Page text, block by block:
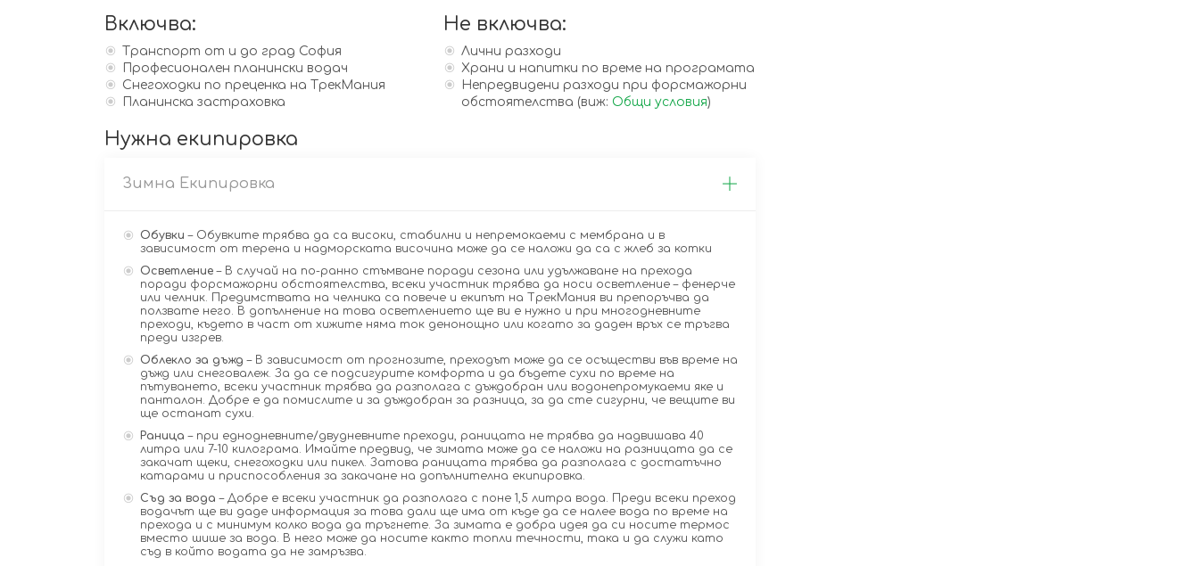
Включва:
Транспорт от и до град София
Професионален планински водач
Снегоходки по преценка на ТрекМания
Планинска застраховка
Не включва:
Лични разходи
Храни и напитки по време на програмата
Непредвидени разходи при форсмажорни
обстоятелства (виж: Общи условия)
Нужна екипировка
Зимна Екипировка
Обувки – Обувките трябва да са високи, стабилни и непремокаеми с мембрана и в
зависимост от терена и надморската височина може да се наложи да са с жлеб за котки
Осветление – В случай на по-ранно стъмване поради сезона или удължаване на прехода
поради форсмажорни обстоятелства, всеки участник трябва да носи осветление – фенерче
или челник. Предимствата на челника са повече и екипът на ТрекМания ви препоръчва да
ползвате него. В допълнение на това осветлението ще ви е нужно и при многодневните
преходи, където в част от хижите няма ток денонощно или когато за даден връх се тръгва
преди изгрев.
Облекло за дъжд– В зависимост от прогнозите, преходът може да се осъществи във време на
дъжд или снеговалеж. За да се подсигурите комфорта и да бъдете сухи по време на
пътуването, всеки участник трябва да разполага с дъждобран или водонепромукаеми яке и
панталон. Добре е да помислите и за дъждобран за разница, за да сте сигурни, че вещите ви
ще останат сухи.
Раница – при еднодневните/двудневните преходи, раницата не трябва да надвишава 40
литра или 7-10 килограма. Имайте предвид, че зимата може да се наложи на разницата да се
закачат щеки, снегоходки или пикел. Затова раницата трябва да разполага с достатъчно
катарами и приспособления за закачане на допълнителна екипировка.
Съд за вода – Добре е всеки участник да разполага с поне 1,5 литра вода. Преди всеки преход
водачът ще ви даде информация за това дали ще има от къде да се налее вода по време на
прехода и с минимум колко вода да тръгнете. За зимата е добра идея да си носите термос
вместо шише за вода. В него може да носите както топли течности, така и да служи като
съд в който водата да не замръзва.